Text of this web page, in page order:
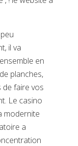
il va
en
planches,
faire vos
Le casino
modernite
a